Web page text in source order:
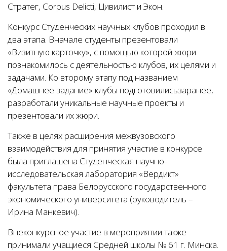
Стратег, Corpus Delicti, Цивилист и Экон.
Конкурс Студенческих научных клубов проходил в
два этапа. Вначале студенты презентовали
«Визитную карточку», с помощью которой жюри
познакомилось с деятельностью клубов, их целями и
задачами. Ко второму этапу под названием
«Домашнее задание» клубы подготовилисьзаранее,
разработали уникальные научные проекты и
презентовали их жюри.
Также в целях расширения межвузовского
взаимодействия для принятия участие в конкурсе
была приглашена Студенческая научно-
исследовательская лаборатория «Вердикт»
факультета права Белорусского государственного
экономического университета (руководитель –
Ирина Манкевич).
Внеконкурсное участие в мероприятии также
принимали учащиеся Средней школы № 61 г. Минска.